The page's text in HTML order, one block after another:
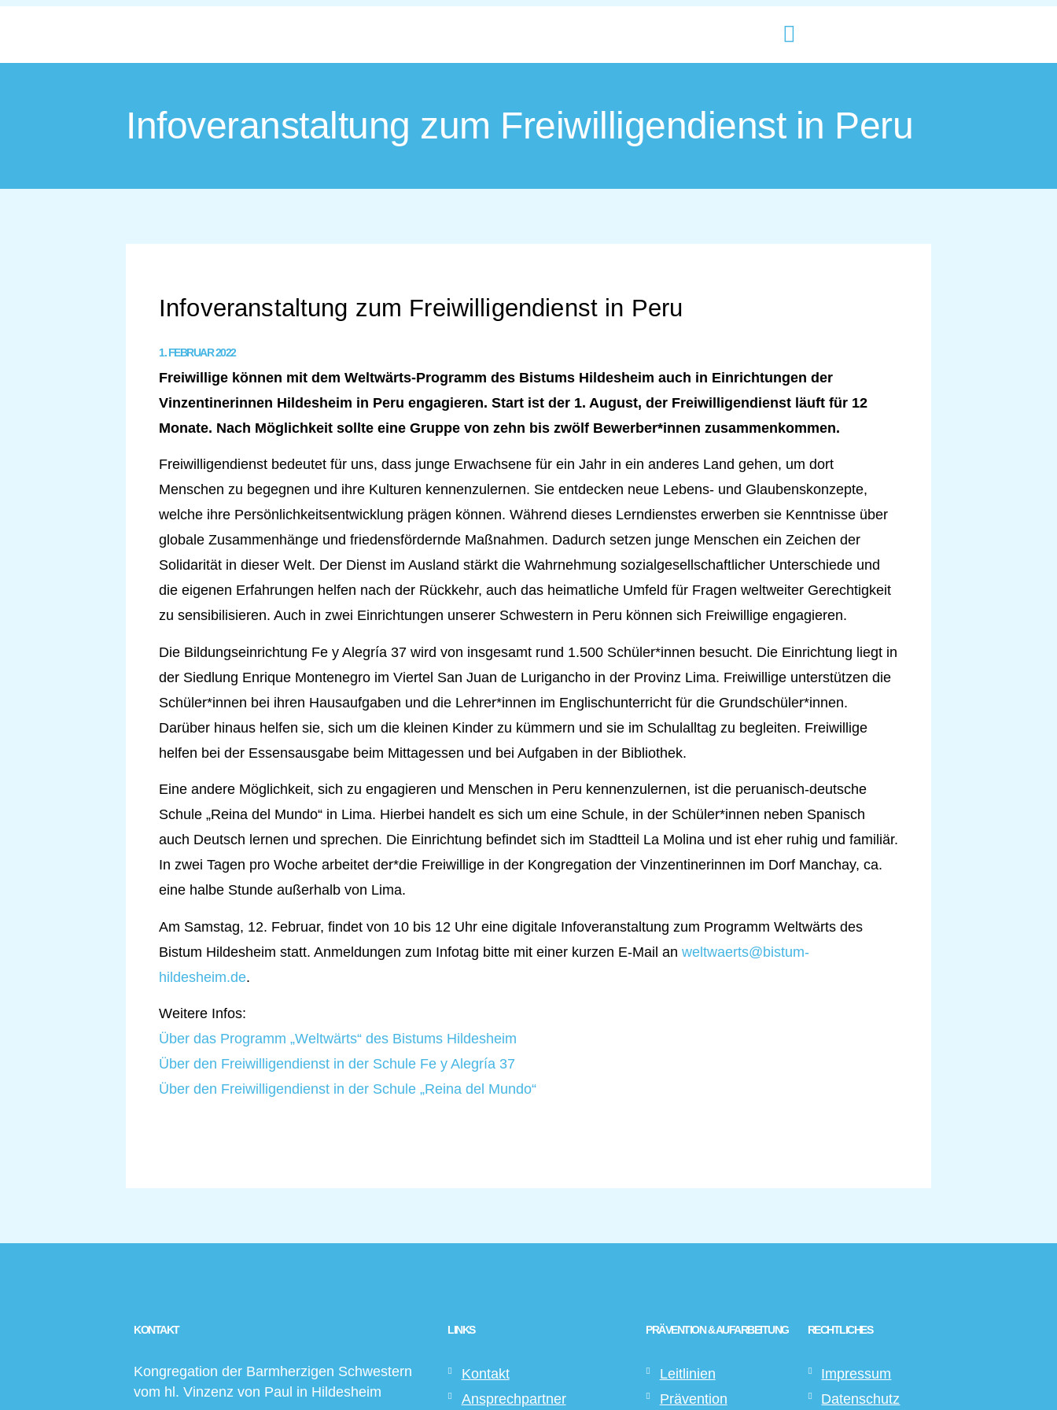
Infoveranstaltung zum Freiwilligendienst in Peru
Infoveranstaltung zum Freiwilligendienst in Peru
1. FEBRUAR 2022
Freiwillige können mit dem Weltwärts-Programm des Bistums Hildesheim auch in Einrichtungen der
Vinzentinerinnen Hildesheim in Peru engagieren. Start ist der 1. August, der Freiwilligendienst läuft für 12
Monate. Nach Möglichkeit sollte eine Gruppe von zehn bis zwölf Bewerber*innen zusammenkommen.
Freiwilligendienst bedeutet für uns, dass junge Erwachsene für ein Jahr in ein anderes Land gehen, um dort
Menschen zu begegnen und ihre Kulturen kennenzulernen. Sie entdecken neue Lebens- und Glaubenskonzepte,
welche ihre Persönlichkeitsentwicklung prägen können. Während dieses Lerndienstes erwerben sie Kenntnisse über
globale Zusammenhänge und friedensfördernde Maßnahmen. Dadurch setzen junge Menschen ein Zeichen der
Solidarität in dieser Welt. Der Dienst im Ausland stärkt die Wahrnehmung sozialgesellschaftlicher Unterschiede und
die eigenen Erfahrungen helfen nach der Rückkehr, auch das heimatliche Umfeld für Fragen weltweiter Gerechtigkeit
zu sensibilisieren. Auch in zwei Einrichtungen unserer Schwestern in Peru können sich Freiwillige engagieren.
Die Bildungseinrichtung Fe y Alegría 37 wird von insgesamt rund 1.500 Schüler*innen besucht. Die Einrichtung liegt in
der Siedlung Enrique Montenegro im Viertel San Juan de Lurigancho in der Provinz Lima. Freiwillige unterstützen die
Schüler*innen bei ihren Hausaufgaben und die Lehrer*innen im Englischunterricht für die Grundschüler*innen.
Darüber hinaus helfen sie, sich um die kleinen Kinder zu kümmern und sie im Schulalltag zu begleiten. Freiwillige
helfen bei der Essensausgabe beim Mittagessen und bei Aufgaben in der Bibliothek.
Eine andere Möglichkeit, sich zu engagieren und Menschen in Peru kennenzulernen, ist die peruanisch-deutsche
Schule „Reina del Mundo“ in Lima. Hierbei handelt es sich um eine Schule, in der Schüler*innen neben Spanisch
auch Deutsch lernen und sprechen. Die Einrichtung befindet sich im Stadtteil La Molina und ist eher ruhig und familiär.
In zwei Tagen pro Woche arbeitet der*die Freiwillige in der Kongregation der Vinzentinerinnen im Dorf Manchay, ca.
eine halbe Stunde außerhalb von Lima.
Am Samstag, 12. Februar, findet von 10 bis 12 Uhr eine digitale Infoveranstaltung zum Programm Weltwärts des
Bistum Hildesheim statt. Anmeldungen zum Infotag bitte mit einer kurzen E-Mail an weltwaerts@bistum-
hildesheim.de.
Weitere Infos:
Über das Programm „Weltwärts“ des Bistums Hildesheim
Über den Freiwilligendienst in der Schule Fe y Alegría 37
Über den Freiwilligendienst in der Schule „Reina del Mundo“
KONTAKT
Kongregation der Barmherzigen Schwestern
vom hl. Vinzenz von Paul in Hildesheim
LINKS
Kontakt
Ansprechpartner
PRÄVENTION & AUFARBEITUNG
Leitlinien
Prävention
RECHTLICHES
Impressum
Datenschutz